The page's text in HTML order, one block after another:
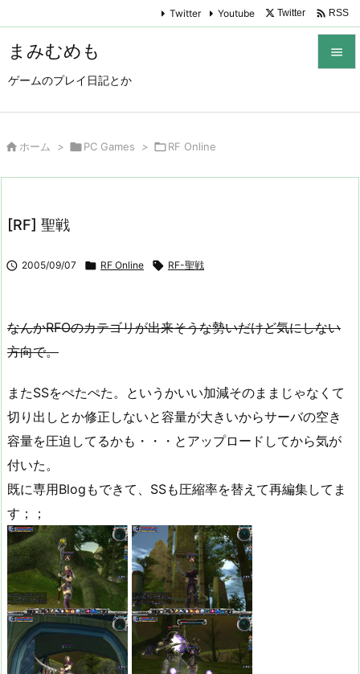
まみむめも
ゲームのプレイ日記とか

Twitter Youtube Twitter  RSS
 ホーム > PC Games > RF Online
[RF] 聖戦
 2005/09/07  RF Online  RF-聖戦
なんかRFOのカテゴリが出来そうな勢いだけど気にしない
方向で。
またSSをぺたぺた。というかいい加減そのままじゃなくて
切り出しとか修正しないと容量が大きいからサーバの空き
容量を圧迫してるかも・・・とアップロードしてから気が
付いた。
既に専用Blogもできて、SSも圧縮率を替えて再編集してま
す；；